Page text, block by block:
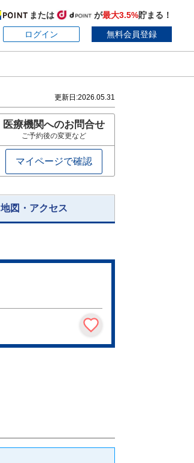
または が最大3.5%貯まる！
ログイン
無料会員登録
更新日:2026.05.31
医療機関へのお問合せ
ご予約後の変更など
マイページで確認
地図・アクセス